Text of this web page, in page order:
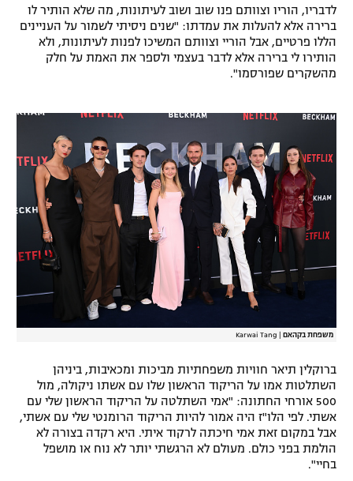
תנאי שימוש
מדיניות פרטיות
רשיון להקרנה פומבית לבית עסק
הצטרפות לחבילת הערוצים
לוח דרושים – ג'ובנט
המגזין
אומנויות לחימה
גיימינג E-Sports
לדבריו, הוריו וצוותם פנו שוב ושוב לעיתונות, מה שלא הותיר לו
ברירה אלא להעלות את עמדתו: "שנים ניסיתי לשמור על העניינים
הללו פרטיים, אבל הוריי וצוותם המשיכו לפנות לעיתונות, ולא
הותירו לי ברירה אלא לדבר בעצמי ולספר את האמת על חלק
מהשקרים שפורסמו".
משפחת בקהאם Karwai Tang
ברוקלין תיאר חוויות משפחתיות מביכות ומכאיבות, ביניהן
השתלטות אמו על הריקוד הראשון שלו עם אשתו ניקולה, מול
500 אורחי החתונה: "אמי השתלטה על הריקוד הראשון שלי עם
אשתי. לפי הלו"ז היה אמור להיות הריקוד הרומנטי שלי עם אשתי,
אבל במקום זאת אמי חיכתה לרקוד איתי. היא רקדה בצורה לא
הולמת בפני כולם. מעולם לא הרגשתי יותר לא נוח או מושפל
בחיי".